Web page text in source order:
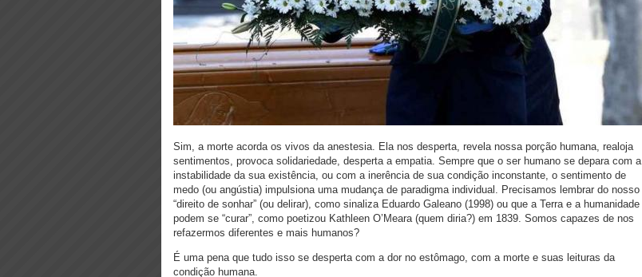
Sim, a morte acorda os vivos da anestesia. Ela nos desperta, revela nossa porção humana, realoja
sentimentos, provoca solidariedade, desperta a empatia. Sempre que o ser humano se depara com a
instabilidade da sua existência, ou com a inerência de sua condição inconstante, o sentimento de
medo (ou angústia) impulsiona uma mudança de paradigma individual. Precisamos lembrar do nosso
“direito de sonhar” (ou delirar), como sinaliza Eduardo Galeano (1998) ou que a Terra e a humanidade
podem se “curar”, como poetizou Kathleen O’Meara (quem diria?) em 1839. Somos capazes de nos
refazermos diferentes e mais humanos?
É uma pena que tudo isso se desperta com a dor no estômago, com a morte e suas leituras da
condição humana.